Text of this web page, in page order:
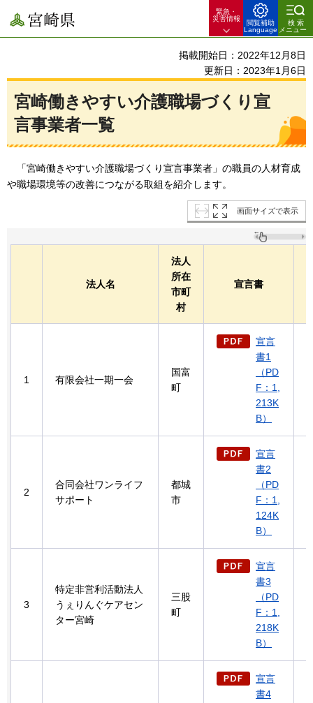
宮崎県
緊急・
災害情報
閲覧補助
Language
検索
メニュー
掲載開始日：2022年12月8日
更新日：2023年1月6日
宮崎働きやすい介護職場づくり宣
言事業者一覧
「宮崎働きやすい介護職場づくり宣言事業者」の職員の人材育成
や職場環境等の改善につながる取組を紹介します。
画面サイズで表示
法人名
法人
所在
市町
村
宣言書
1 有限会社一期一会
国富
町
宣言
書1
（PD
F：1,
213K
B）
2
合同会社ワンライフ
サポート
都城
市
宣言
書2
（PD
F：1,
124K
B）
3
特定非営利活動法人
うぇりんぐケアセン
ター宮崎
三股
町
宣言
書3
（PD
F：1,
218K
B）
宣言
書4